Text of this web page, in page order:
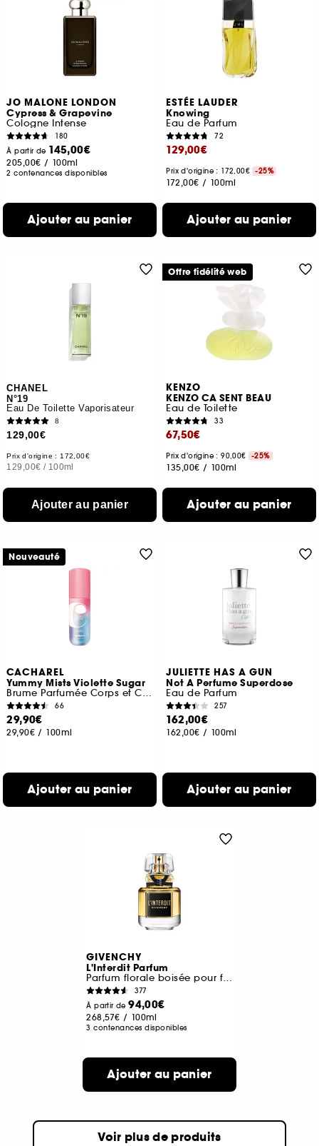
JO MALONE LONDON
Cypress & Grapevine
Cologne Intense
180
À partir de 145,00€
205,00€ / 100ml
2 contenances disponibles
Ajouter au panier
ESTÉE LAUDER
Knowing
Eau de Parfum
72
129,00€
Prix d'origine : 172,00€ -25%
172,00€ / 100ml
Ajouter au panier
CHANEL
N°19
Eau De Toilette Vaporisateur
8
129,00€
Prix d'origine : 172,00€
129,00€ / 100ml
Ajouter au panier
KENZO
KENZO CA SENT BEAU
Eau de Toilette
33
67,50€
Prix d'origine : 90,00€ -25%
135,00€ / 100ml
Ajouter au panier
Offre fidélité web
CACHAREL
Yummy Mists Violette Sugar
Brume Parfumée Corps et Cheveux
66
29,90€
29,90€ / 100ml
Ajouter au panier
Nouveauté
JULIETTE HAS A GUN
Not A Perfume Superdose
Eau de Parfum
257
162,00€
162,00€ / 100ml
Ajouter au panier
GIVENCHY
L'Interdit Parfum
Parfum florale boisée pour femme
377
À partir de94,00€
268,57€ / 100ml
3 contenances disponibles
Ajouter au panier
Voir plus de produits